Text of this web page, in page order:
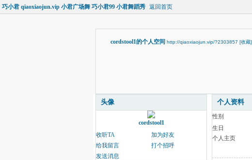
巧小君 qiaoxiaojun.vip 小君广场舞 巧小君99 小君舞蹈秀 返回首页
cordstool1的个人空间 http://qiaoxiaojun.vip/?2303857 [收藏]
头像
cordstool1
收听TA
加为好友
给我留言
打个招呼
发送消息
个人资料
性别
生日
个人主页